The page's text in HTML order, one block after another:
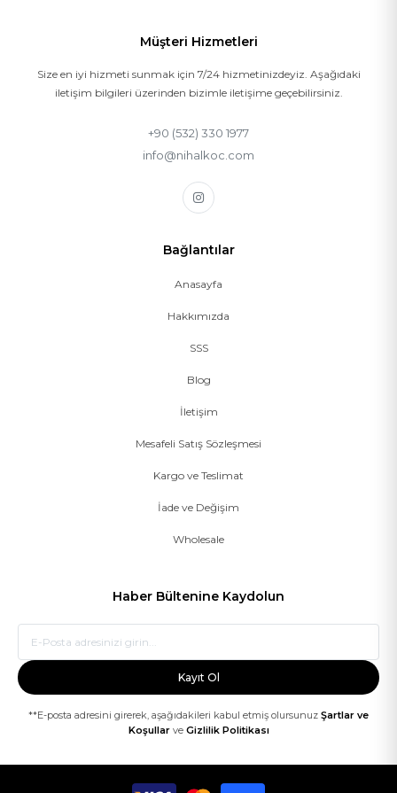
Müşteri Hizmetleri
Size en iyi hizmeti sunmak için 7/24 hizmetinizdeyiz. Aşağıdaki
iletişim bilgileri üzerinden bizimle iletişime geçebilirsiniz.
+90 (532) 330 1977
info@nihalkoc.com
Bağlantılar
Anasayfa
Hakkımızda
SSS
Blog
İletişim
Mesafeli Satış Sözleşmesi
Kargo ve Teslimat
İade ve Değişim
Wholesale
Haber Bültenine Kaydolun
Kayıt Ol
**E-posta adresini girerek, aşağıdakileri kabul etmiş olursunuz Şartlar ve
Koşullarve Gizlilik Politikası